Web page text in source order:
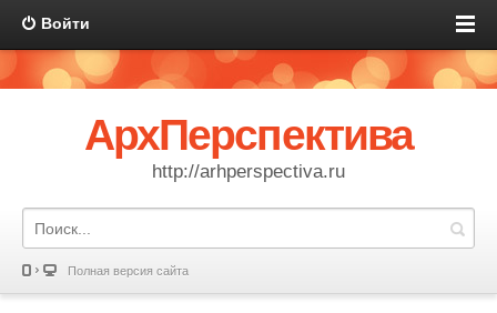
Войти
АрхПерспектива
http://arhperspectiva.ru
Полная версия сайта